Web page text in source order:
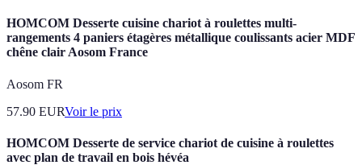
HOMCOM Desserte cuisine chariot à roulettes multi-
rangements 4 paniers étagères métallique coulissants acier MDF
chêne clair Aosom France
Aosom FR
57.90 EURVoir le prix
HOMCOM Desserte de service chariot de cuisine à roulettes
avec plan de travail en bois hévéa